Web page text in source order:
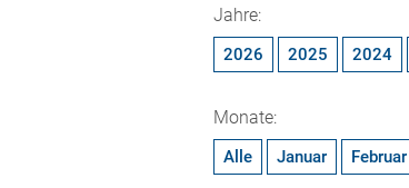
Jahre:
2026 2025 2024
Monate:
Alle Januar Februar